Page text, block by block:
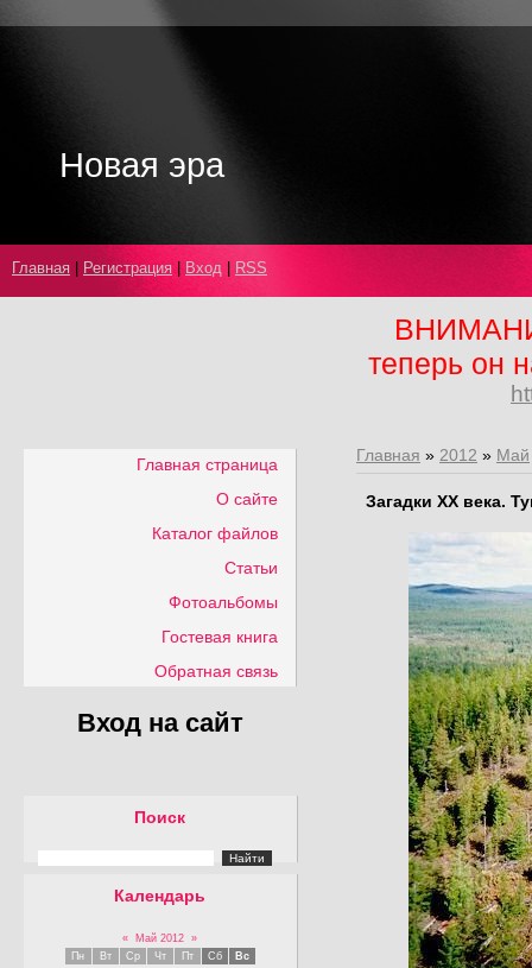
Новая эра
Главная Регистрация Вход RSS
теперь он
Главная страница
О сайте
Каталог файлов
Статьи
Фотоальбомы
Гостевая книга
Обратная связь
Вход на сайт
Поиск
Календарь
« Май 2012
»
Пн
Вт Ср Чт Пт Сб
Вс
Главная » 2012 » Май
Загадки XX века.